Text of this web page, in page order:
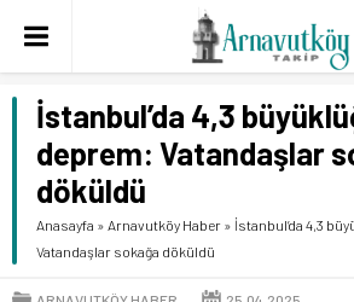
İstanbul’da 4,3
deprem: Vatandaşlar
döküldü
Anasayfa » Arnavutköy Haber » İstanbul’da 4,3
Vatandaşlar sokağa döküldü